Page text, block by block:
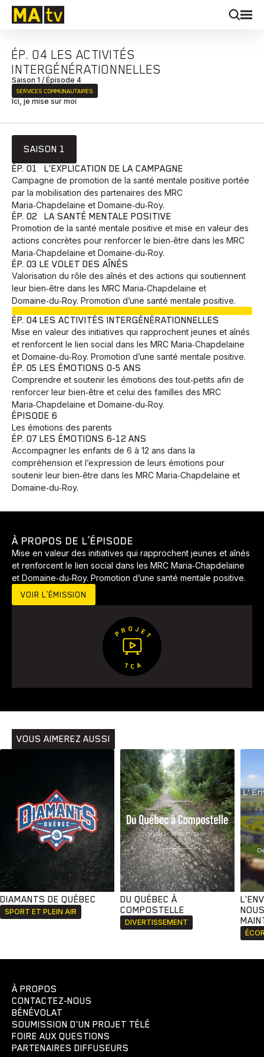
Bingo
Histoires Pêche
ÉP. 04 LES ACTIVITÉS
INTERGÉNÉRATIONNELLES
Saison 1 / Épisode 4
SERVICES COMMUNAUTAIRES
Ici, je mise sur moi
SAISON 1
ÉP. 01 L'EXPLICATION DE LA CAMPAGNE
Campagne de promotion de la santé mentale positive portée
par la mobilisation des partenaires des MRC
Maria‑Chapdelaine et Domaine‑du‑Roy.
ÉP. 02 LA SANTÉ MENTALE POSITIVE
Promotion de la santé mentale positive et mise en valeur des
actions concrètes pour renforcer le bien‑être dans les MRC
Maria‑Chapdelaine et Domaine‑du‑Roy.
ÉP. 03 LE VOLET DES AÎNÉS
Valorisation du rôle des aînés et des actions qui soutiennent
leur bien‑être dans les MRC Maria‑Chapdelaine et
Domaine‑du‑Roy. Promotion d’une santé mentale positive.
ÉP. 04 LES ACTIVITÉS INTERGÉNÉRATIONNELLES
Mise en valeur des initiatives qui rapprochent jeunes et aînés
et renforcent le lien social dans les MRC Maria‑Chapdelaine
et Domaine‑du‑Roy. Promotion d’une santé mentale positive.
ÉP. 05 LES ÉMOTIONS 0-5 ANS
Comprendre et soutenir les émotions des tout‑petits afin de
renforcer leur bien‑être et celui des familles des MRC
Maria‑Chapdelaine et Domaine‑du‑Roy.
ÉPISODE 6
Les émotions des parents
ÉP. 07 LES ÉMOTIONS 6-12 ANS
Accompagner les enfants de 6 à 12 ans dans la
compréhension et l’expression de leurs émotions pour
soutenir leur bien‑être dans les MRC Maria‑Chapdelaine et
Domaine‑du‑Roy.
À PROPOS DE L’ÉPISODE
Mise en valeur des initiatives qui rapprochent jeunes et aînés
et renforcent le lien social dans les MRC Maria‑Chapdelaine
et Domaine‑du‑Roy. Promotion d’une santé mentale positive.
VOIR L’ÉMISSION
VOUS AIMEREZ AUSSI
DIAMANTS DE QUÉBEC
SPORT ET PLEIN AIR
DU QUÉBEC À
COMPOSTELLE
DIVERTISSEMENT
À PROPOS
CONTACTEZ-NOUS
BÉNÉVOLAT
SOUMISSION D'UN PROJET TÉLÉ
FOIRE AUX QUESTIONS
PARTENAIRES DIFFUSEURS